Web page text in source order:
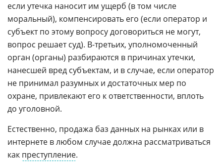
если утечка наносит им ущерб (в том числе
моральный), компенсировать его (если оператор и
субъект по этому вопросу договориться не могут,
вопрос решает суд). В-третьих, уполномоченный
орган (органы) разбираются в причинах утечки,
нанесшей вред субъектам, и в случае, если оператор
не принимал разумных и достаточных мер по
охране, привлекают его к ответственности, вплоть
до уголовной.
Естественно, продажа баз данных на рынках или в
интернете в любом случае должна рассматриваться
как преступление.